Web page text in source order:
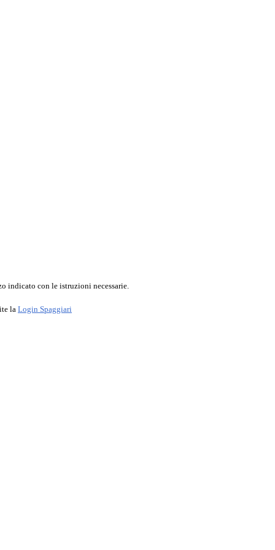
indicato con le istruzioni necessarie.
la Login Spaggiari